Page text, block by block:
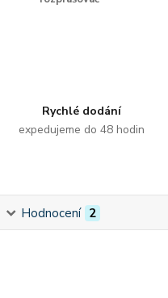
Rychlé dodání
expedujeme do 48 hodin
Hodnocení 2